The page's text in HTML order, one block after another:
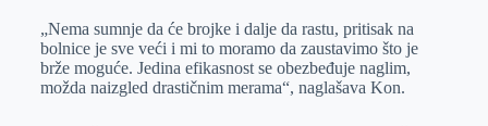
„Nema sumnje da će brojke i dalje da rastu, pritisak na
bolnice je sve veći i mi to moramo da zaustavimo što je
brže moguće. Jedina efikasnost se obezbeđuje naglim,
možda naizgled drastičnim merama“, naglašava Kon.